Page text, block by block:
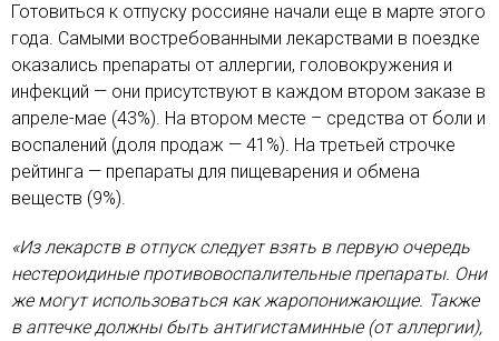
Готовиться к отпуску россияне начали еще в марте этого
года. Самыми востребованными лекарствами в поездке
оказались препараты от аллергии, головокружения и
инфекций — они присутствуют в каждом втором заказе в
апреле-мае (43%). На втором месте – средства от боли и
воспалений (доля продаж — 41%). На третьей строчке
рейтинга — препараты для пищеварения и обмена
веществ (9%).
«Из лекарств в отпуск следует взять в первую очередь
нестероидиные противовоспалительные препараты. Они
же могут использоваться как жаропонижающие. Также
в аптечке должны быть антигистаминные (от аллергии),